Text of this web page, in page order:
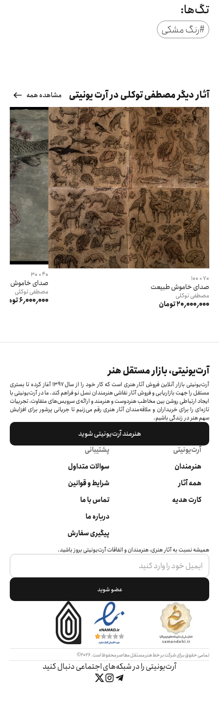
تگ‌ها:
#رنگ مشکی
آثار دیگر مصطفی توکلی در آرت یونیتی مشاهده همه
70 × 100
صدای خاموش طبیعت
مصطفیتوکلی
20٬000٬000 تومان
40 × 30
صدای خاموش
مصطفیتوکلی
6٬000٬000 تومان
آرت‌یونیتی، بازار مستقل هنر
آرت‌یونیتی بازار آنلاین فروش آثار هنری است که کار خود را از سال ۱۳۹۷ آغاز کرده‌ تا بستری
مستقل را جهت بازاریابی و فروش آثار نقاشی هنرمندان نسل نو فراهم کند. ما در آرت‌یونیتی با
ایجاد ارتباطی روشن بین مخاطب هنردوست و هنرمند و ارائه‌ی سرویس‌های متفاوت، تجربیات
تازه‌ای را برای خریداران و علاقه‌مندان آثار هنری رقم می‌زنیم تا جریانی پرشور برای افزایش
سهم هنر در زندگی باشیم.
هنرمند آرت‌یونیتی شوید
آرت‌یونیتی
هنرمندان
همه آثار
کارت هدیه
پشتیبانی
سوالات متداول
شرایط و قوانین
تماس با ما
درباره ما
پیگیری سفارش
همیشه نسبت به آثار هنری، هنرمندان و اتفاقات آرت‌یونیتی بروز باشید.
عضو شوید
تمامی حقوق برای شرکت بر خط هنر مستقل معاصر محفوظ است.2026©
آرت‌یونیتی را در شبکه‌های اجتماعی دنبال کنید